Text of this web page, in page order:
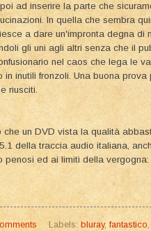
ad inserire la parte che
In quella che sembra
a dare un'impronta degna di
gli uni agli altri senza che il
nel caos che lega le
inutili fronzoli. Una buona prova
riusciti.
un DVD vista la qualità
della traccia audio italiana,
penosi ed ai limiti della vergogna:
Labels: bluray,fantastico